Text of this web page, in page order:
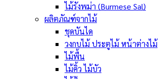
ไม้รังพม่า (Burmese Sal)
ผลิตภัณฑ์จากไม้
ชุดบันได
วงกบไม้ ประตูไม้ หน้าต่างไม้
ไม้พื้น
ไม้คิ้ว ไม้บัว